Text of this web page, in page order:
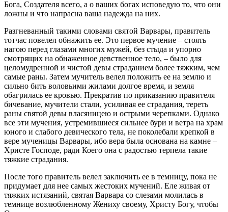
Бога, Создателя всего, а о ваших богах исповедую то, что они
ложны и что напрасна ваша надежда на них.
Разгневанный такими словами святой Варвары, правитель
тотчас повелел обнажить ее. Это первое мучение – стоять
нагою перед глазами многих мужей, без стыда и упорно
смотрящих на обнаженное девственное тело, – было для
целомудренной и чистой девы страданием более тяжким, чем
самые раны. Затем мучитель велел положить ее на землю и
сильно бить воловьими жилами долгое время, и земля
обагрилась ее кровью. Прекратив по приказанию правителя
бичевание, мучители стали, усиливая ее страдания, тереть
раны святой девы власяницею и острыми черепками. Однако
все эти мучения, устремившиеся сильнее бури и ветра на храм
юного и слабого девического тела, не поколебали крепкой в
вере мученицы Варвары, ибо вера была основана на камне –
Христе Господе, ради Коего она с радостью терпела такие
тяжкие страдания.
После того правитель велел заключить ее в темницу, пока не
придумает для нее самых жестоких мучений. Еле живая от
тяжких истязаний, святая Варвара со слезами молилась в
темнице возлюбленному Жениху своему, Христу Богу, чтобы